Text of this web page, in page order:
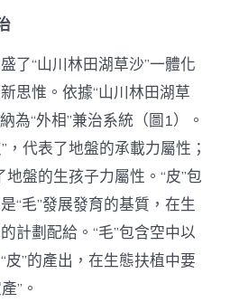
了“山川林田湖草沙”一體化
思惟。依據“山川林田湖草
為“外相”兼治系統（圖1）。
，代表了地盤的承載力屬性；
地盤的生孩子力屬性。“皮”包
“毛”發展發育的基質，在生
計劃配給。“毛”包含空中以
”的產出，在生態扶植中要
”。